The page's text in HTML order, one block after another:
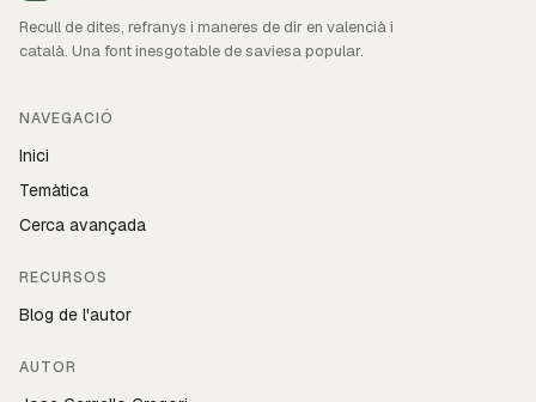
Recull de dites, refranys i maneres de dir en valencià i
català. Una font inesgotable de saviesa popular.
NAVEGACIÓ
Inici
Temàtica
Cerca avançada
RECURSOS
Blog de l'autor
AUTOR